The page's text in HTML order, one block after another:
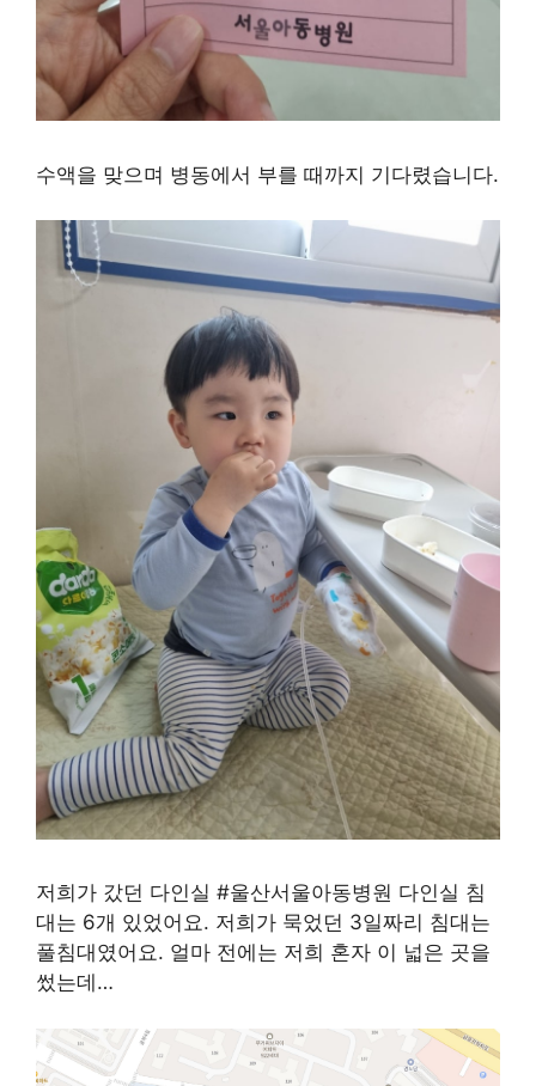
수액을 맞으며 병동에서 부를 때까지 기다렸습니다.
저희가 갔던 다인실 #울산서울아동병원 다인실 침
대는 6개 있었어요. 저희가 묵었던 3일짜리 침대는
풀침대였어요. 얼마 전에는 저희 혼자 이 넓은 곳을
썼는데…